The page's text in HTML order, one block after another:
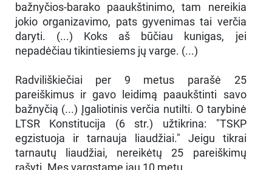
bažnyčios-barako paaukštinimo, tam nereikia
jokio organizavimo, pats gyvenimas tai verčia
daryti. (...) Koks aš būčiau kunigas, jei
nepadėčiau tikintiesiems jų varge. (...)
Radviliškiečiai per 9 metus parašė 25
pareiškimus ir gavo leidimą paaukštinti savo
bažnyčią (...) Įgaliotinis verčia nutilti. O tarybinė
LTSR Konstitucija (6 str.) užtikrina: "TSKP
egzistuoja ir tarnauja liaudžiai." Jeigu tikrai
tarnautų liaudžiai, nereikėtų 25 pareiškimų
rašyti. Mes vargstame jau 10 metų.